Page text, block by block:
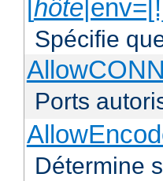
[hôte
Spécifie
Ports
Détermine